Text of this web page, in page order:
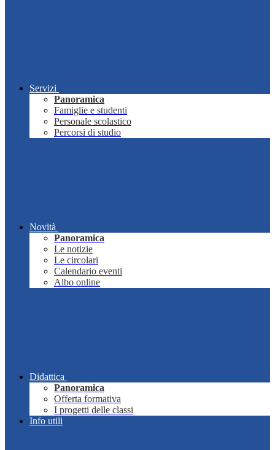
Servizi
Panoramica
Famiglie e studenti
Personale scolastico
Percorsi di studio
Novità
Panoramica
Le notizie
Le circolari
Calendario eventi
Albo online
Didattica
Panoramica
Offerta formativa
I progetti delle classi
Info utili